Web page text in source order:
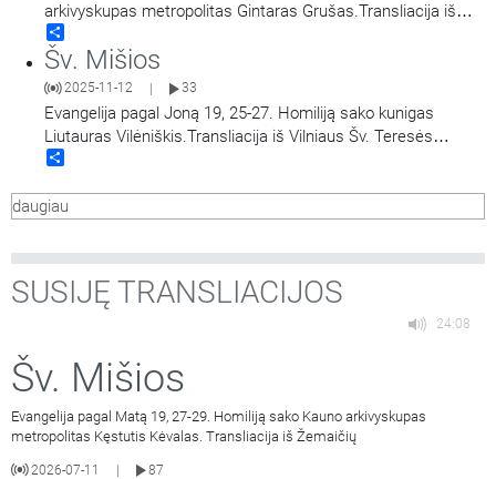
arkivyskupas metropolitas Gintaras Grušas.Transliacija iš
Vilniaus Šv. Teresės bažnyčios. Aušros Vartų Švč. Mergelės
Marijos Gailestingumo Motinos atlaidai.
Šv. Mišios
2025-11-12 33
Evangelija pagal Joną 19, 25-27. Homiliją sako kunigas
Liutauras Vilėniškis.Transliacija iš Vilniaus Šv. Teresės
bažnyčios. Aušros Vartų Švč. Mergelės Marijos
daugiau
SUSIJĘ TRANSLIACIJOS
24:08
Šv. Mišios
Evangelija pagal Matą 19, 27-29. Homiliją sako Kauno arkivyskupas
metropolitas Kęstutis Kėvalas. Transliacija iš Žemaičių
2026-07-11
87